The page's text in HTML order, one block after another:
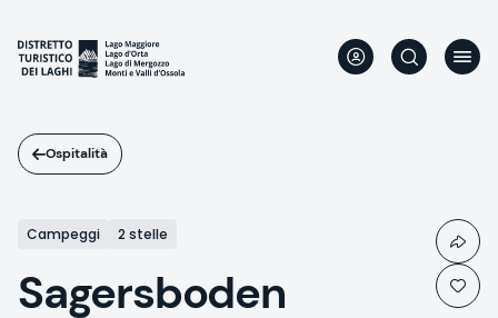
contenuto
principale
Ospitalità
Campeggi 2 stelle
Sagersboden